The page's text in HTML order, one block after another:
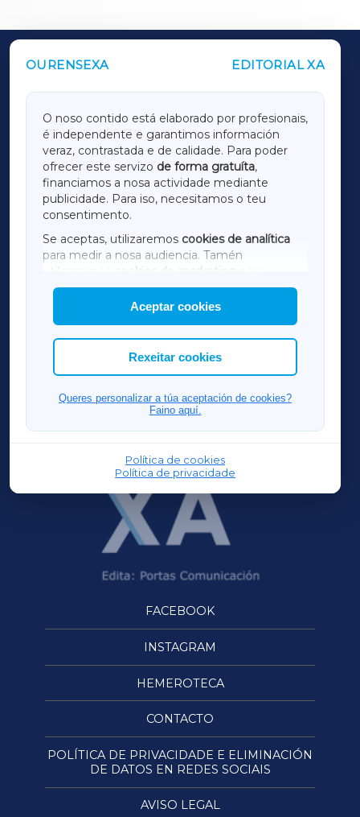
OURENSEXA EDITORIAL XA
O noso contido está elaborado por profesionais,
é independente e garantimos información
veraz, contrastada e de calidade. Para poder
ofrecer este servizo de forma gratuíta,
financiamos a nosa actividade mediante
publicidade. Para iso, necesitamos o teu
consentimento.
Se aceptas, utilizaremos cookies de analítica
para medir a nosa audiencia. Tamén
utilizaremos
cookies de marketing
mostrar publicidade de terceiros.
Así mesmo, podes personalizar a elección das
cookies que desexas permitir.
Aceptar cookies
Rexeitar cookies
Queres personalizar a túa aceptación de cookies?
Faino aquí.
Política de cookies
Política de privacidade
OUTROS PERIÓDICOS
LUGOXA
TERRACHAXA
AMARIÑAXA
RIBEIRASACRAXA
ACORUÑAXA
FERROLXA
OURENSEXA
FACEBOOK
INSTAGRAM
HEMEROTECA
CONTACTO
POLÍTICA DE PRIVACIDADE E ELIMINACIÓN
DE DATOS EN REDES SOCIAIS
AVISO LEGAL